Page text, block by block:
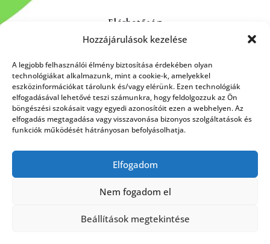
Hozzájárulások kezelése
A legjobb felhasználói élmény biztosítása érdekében olyan
technológiákat alkalmazunk, mint a cookie-k, amelyekkel
eszközinformációkat tárolunk és/vagy elérünk. Ezen technológiák
elfogadásával lehetővé teszi számunkra, hogy feldolgozzuk az Ön
böngészési szokásait vagy egyedi azonosítóit ezen a webhelyen. Az
elfogadás megtagadása vagy visszavonása bizonyos szolgáltatások és
funkciók működését hátrányosan befolyásolhatja.
Elfogadom
Nem fogadom el
Beállítások megtekintése
Elérhetőség
Kapcsolat
Rólunk
HÍRLEVÉL FELIRATKOZÁS